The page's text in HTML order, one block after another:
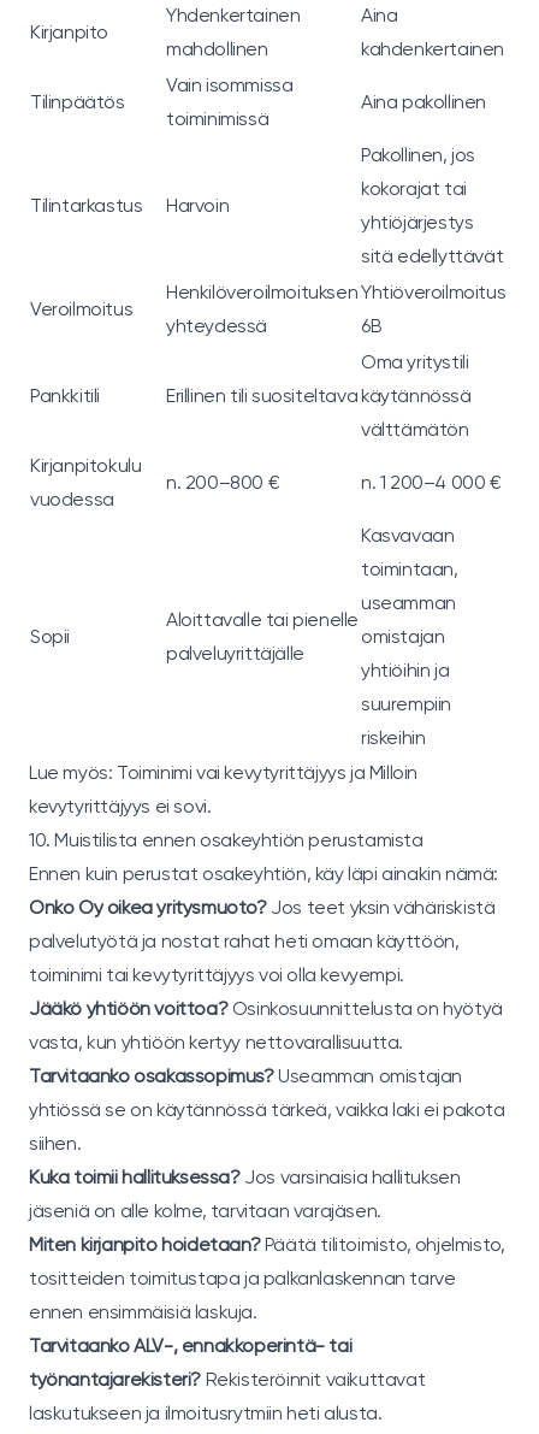
Kirjanpito
Yhdenkertainen
mahdollinen
Aina
kahdenkertainen
Tilinpäätös
Vain isommissa
toiminimissä
Aina pakollinen
Tilintarkastus Harvoin
Pakollinen, jos
kokorajat tai
yhtiöjärjestys
sitä edellyttävät
Veroilmoitus
Henkilöveroilmoituksen
yhteydessä
Yhtiöveroilmoitus
6B
Pankkitili Erillinen tili suositeltava
Oma yritystili
käytännössä
välttämätön
Kirjanpitokulu
vuodessa
n. 200–800 € n. 1 200–4 000 €
Sopii
Aloittavalle tai pienelle
palveluyrittäjälle
Kasvavaan
toimintaan,
useamman
omistajan
yhtiöihin ja
suurempiin
riskeihin
Lue myös: Toiminimi vai kevytyrittäjyys ja Milloin
kevytyrittäjyys ei sovi.
10. Muistilista ennen osakeyhtiön perustamista
Ennen kuin perustat osakeyhtiön, käy läpi ainakin nämä:
Onko Oy oikea yritysmuoto?Jos teet yksin vähäriskistä
palvelutyötä ja nostat rahat heti omaan käyttöön,
toiminimi tai kevytyrittäjyys voi olla kevyempi.
Jääkö yhtiöön voittoa?Osinkosuunnittelusta on hyötyä
vasta, kun yhtiöön kertyy nettovarallisuutta.
Tarvitaanko osakassopimus?Useamman omistajan
yhtiössä se on käytännössä tärkeä, vaikka laki ei pakota
siihen.
Kuka toimii hallituksessa?Jos varsinaisia hallituksen
jäseniä on alle kolme, tarvitaan varajäsen.
Miten kirjanpito hoidetaan?Päätä tilitoimisto, ohjelmisto,
tositteiden toimitustapa ja palkanlaskennan tarve
ennen ensimmäisiä laskuja.
Tarvitaanko ALV-, ennakkoperintä- tai
työnantajarekisteri? Rekisteröinnit vaikuttavat
laskutukseen ja ilmoitusrytmiin heti alusta.